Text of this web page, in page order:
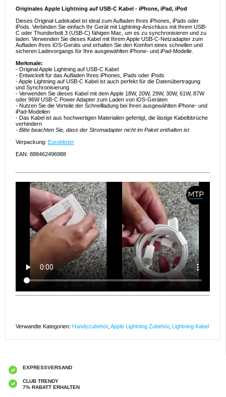
Originales Apple Lightning auf USB-C Kabel - iPhone, iPad, iPod
Dieses Original-Ladekabel ist ideal zum Aufladen Ihres iPhones, iPads oder
iPods. Verbinden Sie einfach Ihr Gerät mit Lightning-Anschluss mit Ihrem USB-
C oder Thunderbolt 3 (USB-C) fähigen Mac, um es zu synchronisieren und zu
laden. Verwenden Sie dieses Kabel mit Ihrem Apple USB-C-Netzadapter zum
Aufladen Ihres iOS-Geräts und erhalten Sie den Komfort eines schnellen und
sicheren Ladevorgangs für Ihre ausgewählten iPhone- und iPad-Modelle.
Merkmale:
- Original Apple Lightning auf USB-C Kabel
- Entwickelt für das Aufladen Ihres iPhones, iPads oder iPods
- Apple Lightning auf USB-C Kabel ist auch perfekt für die Datenübertragung
und Synchronisierung
- Verwenden Sie dieses Kabel mit dem Apple 18W, 20W, 29W, 30W, 61W, 87W
oder 96W USB-C Power Adapter zum Laden von iOS-Geräten
- Nutzen Sie die Vorteile der Schnellladung bei Ihren ausgewählten iPhone- und
iPad-Modellen
- Das Kabel ist aus hochwertigen Materialien gefertigt, die lästige Kabelbbrüche
verhindern
- Bitte beachten Sie, dass der Stromadapter nicht im Paket enthalten ist
Verpackung: Euroblister
EAN: 888462496988
Verwandte Kategorien: Handyzubehör, Apple Lightning Zubehör, Lightning Kabel
EXPRESSVERSAND
CLUB TRENDY
7% RABATT ERHALTEN